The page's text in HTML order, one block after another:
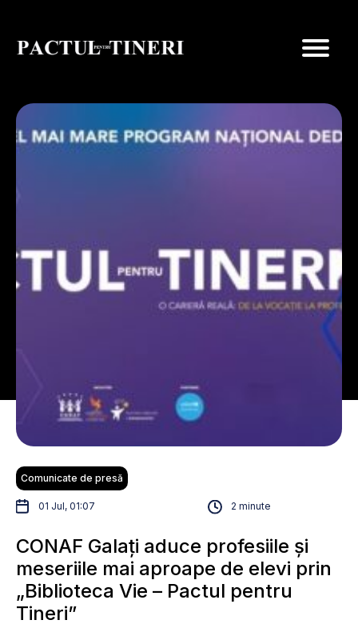
Comunicate de presă
01 Jul, 01:07 2 minute
CONAF Galați aduce profesiile și
meseriile mai aproape de elevi prin
„Biblioteca Vie – Pactul pentru
Tineri”